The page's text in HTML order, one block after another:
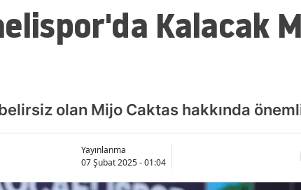
Amasya
Ankara
Bilecik
Kalacak
olan Mijo Caktas hakkında
Yayınlanma
07 Şubat 2025 - 01:04